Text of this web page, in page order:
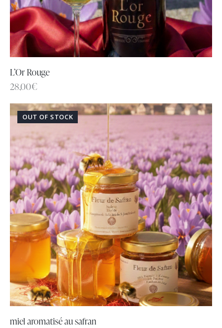
L’Or Rouge
28,00€
OUT OF STOCK
miel aromatisé au safran